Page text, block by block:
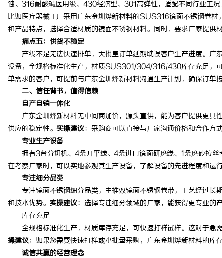
蚀、316耐酸碱医用级、430经济型、301高弹性，适配不同行业工
比如医疗器械工厂采用广东金圳烨新材料的SUS316镜面不锈钢卷材
和产品特点，选择合适材质的镜面不锈钢材料。同时，要求厂家提供
痛点五：供货不稳定
产线不足无法快速排单，大批量订单延期耽误客户生产进度。广
设备，全规格标准化生产，材质SUS301/304/316/430库存充足，
单需求的客户，可提前与广东金圳烨新材料沟通生产计划，确保订单
二、信任背书，值得信赖
自产自销一体化
广东金圳烨新材料无中间商加价，源头直供，能为客户提供更具
供应的稳定性。 实操建议：采购商可以直接与厂家沟通价格和合作方
专业生产设备
拥有3台分切机、4条开平线、4条进口镜面研磨线、1条磨砂拉丝
在考察厂家时，可以实地参观其生产设备，了解设备的先进程度和运
专注细分品类
专注镜面不锈钢细分品类，主推双镜面不锈钢卷带，工艺经过长
和技术优势。 实操建议：选择专注细分领域的厂家，能获得更专业的
库存充足
全规格标准化生产，材质库存充足，可快速打样试样。这对于急
操建议：如果您需要快速打样或小批量采购，广东金圳烨新材料的库
诚信共赢的经营理念